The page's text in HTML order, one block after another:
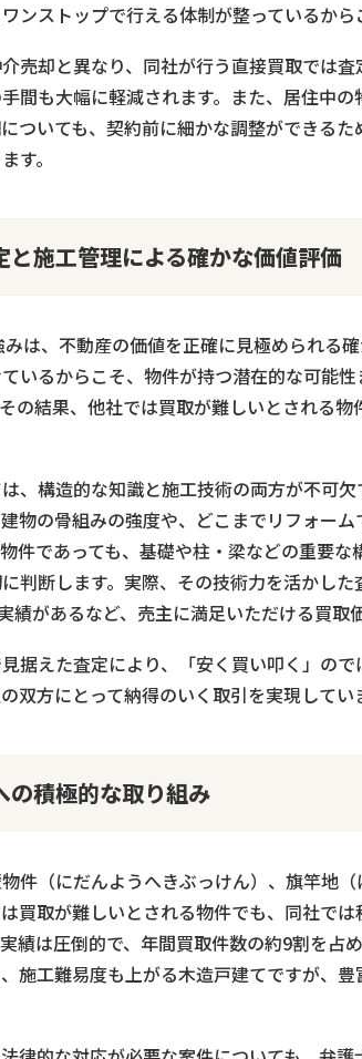
ンストップで行える体制が整っているから
売却と異なり、同社が行う直接買取では
間も大幅に軽減されます。また、居住中
ついても、契約前に細かな調整ができる
す。
と施工管理による確かな価値評価
は、不動産の価値を正確に見極められる
いるからこそ、物件が持つ潜在的な可能
の結果、他社では買取が難しいとされる
、構造的な知識と施工技術の両方が不可
物の骨組みの強度や、どこまでリフォー
件であっても、基礎や柱・梁などの重要
判断します。実際、その技術力を活かし
績があるなど、売主に満足いただける買取
据えた査定により、「安く買い叩く」の
双方にとって納得のいく取引を実現してい
の積極的な取り組み
件（にだんようへきぶっけん）、旗竿地
買取が難しいとされる物件でも、同社で
績は圧倒的で、年間買取件数の約9割を占
施工難易度も上がる木造戸建てですが、